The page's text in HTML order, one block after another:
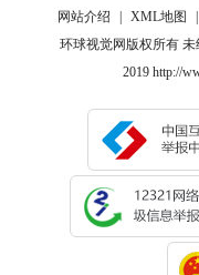
网站介绍 XML地图
环球视觉网版权所有
2019 http://